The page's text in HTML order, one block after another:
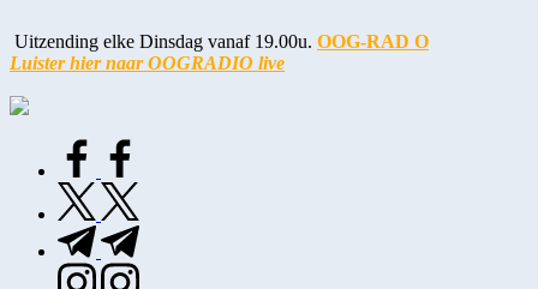
naar
de
Uitzending elke Dinsdag vanaf 19.00u. OOG-RAD O
Luister hier naar OOGRADIO live
OOG
facebook.com
twitter.com
t.me
instagram.com